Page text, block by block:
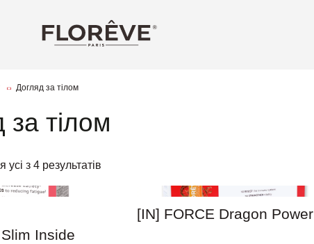
Догляд за тілом
за тілом
з 4 результатів
Inside
[IN] FORCE Dragon Power